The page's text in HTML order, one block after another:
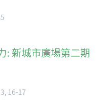
: 新城市廣場第二期
16-17